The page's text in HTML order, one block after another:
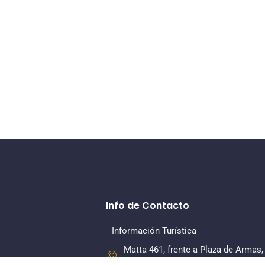
Info de Contacto
Información Turística
Matta 461, frente a Plaza de Armas,